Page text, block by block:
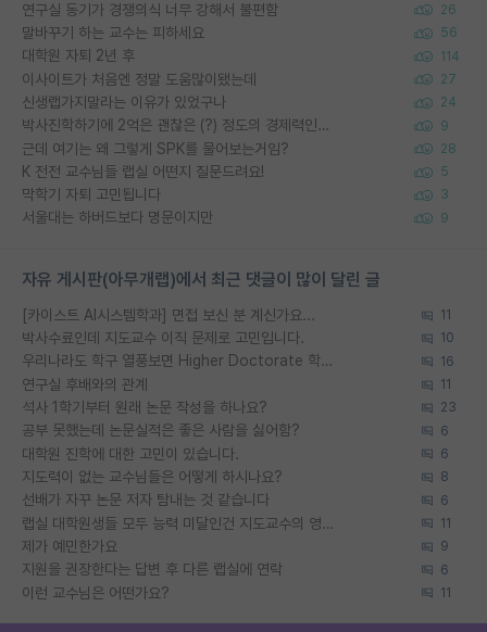
연구실 동기가 경쟁의식 너무 강해서 불편함 26
말바꾸기 하는 교수는 피하세요 56
대학원 자퇴 2년 후 114
이사이트가 처음엔 정말 도움많이됐는데 27
신생랩가지말라는 이유가 있었구나 24
박사진학하기에 2억은 괜찮은 (?) 정도의 경제력인가요 9
근데 여기는 왜 그렇게 SPK를 물어보는거임? 28
K 전전 교수님들 랩실 어떤지 질문드려요! 5
막학기 자퇴 고민됩니다 3
서울대는 하버드보다 명문이지만 9
자유 게시판(아무개랩)에서 최근 댓글이 많이 달린 글
[카이스트 AI시스템학과] 면접 보신 분 계신가요... 11
박사수료인데 지도교수 이직 문제로 고민입니다. 10
우리나라도 학구 열풍보면 Higher Doctorate 학위가 필요하다고 봅니다. 16
연구실 후배와의 관계 11
석사 1학기부터 원래 논문 작성을 하나요? 23
공부 못했는데 논문실적은 좋은 사람을 싫어함? 6
대학원 진학에 대한 고민이 있습니다. 6
지도력이 없는 교수님들은 어떻게 하시나요? 8
선배가 자꾸 논문 저자 탐내는 것 같습니다 6
랩실 대학원생들 모두 능력 미달인건 지도교수의 영향 아닌가? 11
제가 예민한가요 9
지원을 권장한다는 답변 후 다른 랩실에 연락 6
이런 교수님은 어떤가요? 11